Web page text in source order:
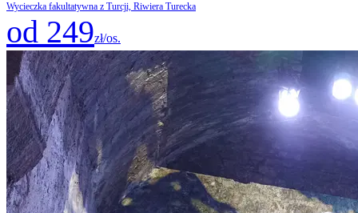
Wycieczka fakultatywna z Turcji, Riwiera Turecka
od 249zł/os.